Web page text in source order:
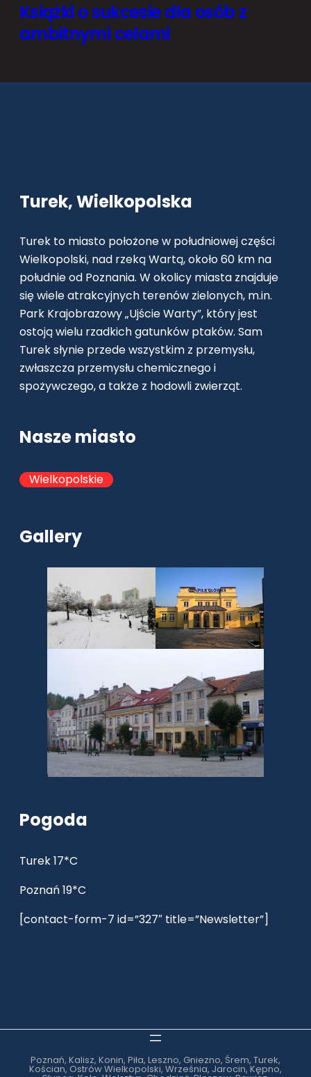
Książki o sukcesie dla osób z
ambitnymi celami
Turek, Wielkopolska
Turek to miasto położone w południowej części
Wielkopolski, nad rzeką Wartą, około 60 km na
południe od Poznania. W okolicy miasta znajduje
się wiele atrakcyjnych terenów zielonych, m.in.
Park Krajobrazowy „Ujście Warty”, który jest
ostoją wielu rzadkich gatunków ptaków. Sam
Turek słynie przede wszystkim z przemysłu,
zwłaszcza przemysłu chemicznego i
spożywczego, a także z hodowli zwierząt.
Nasze miasto
Wielkopolskie
Gallery
Pogoda
Turek 17*C
Poznań 19*C
[contact-form-7 id=”327″ title=”Newsletter”]
Poznań, Kalisz, Konin, Piła, Leszno, Gniezno, Śrem, Turek,
Kościan, Ostrów Wielkopolski, Września, Jarocin, Kępno,